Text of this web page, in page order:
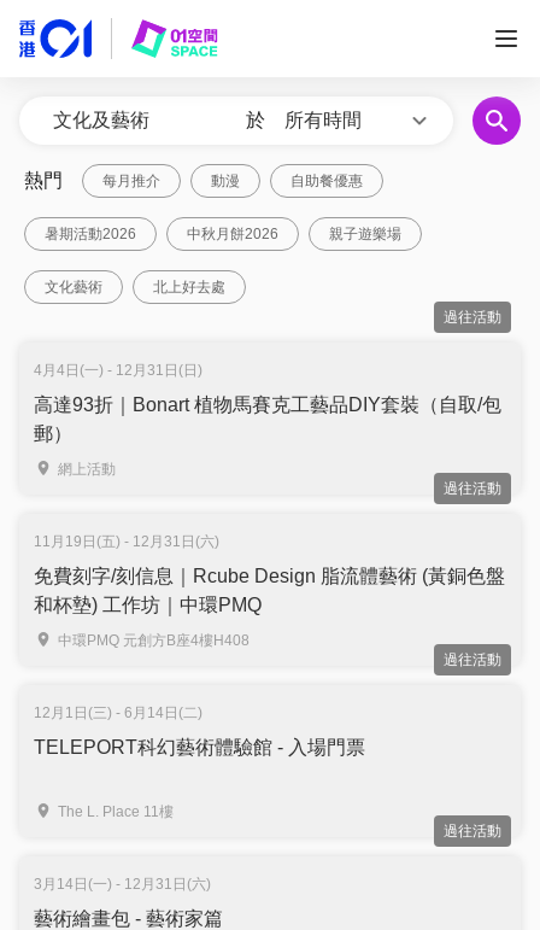
於 所有時間
熱門 每月推介 動漫 自助餐優惠
暑期活動2026 中秋月餅2026 親子遊樂場
文化藝術
北上好去處
過往活動
4月4日(一) - 12月31日(日)
高達93折｜Bonart 植物馬賽克工藝品DIY套裝（自取/包
郵）
網上活動
過往活動
11月19日(五) - 12月31日(六)
免費刻字/刻信息｜Rcube Design 脂流體藝術 (黃銅色盤
和杯墊) 工作坊｜中環PMQ
中環PMQ 元創方B座4樓H408
過往活動
12月1日(三) - 6月14日(二)
TELEPORT科幻藝術體驗館 - 入場門票
The L. Place 11樓
過往活動
3月14日(一) - 12月31日(六)
藝術繪畫包 - 藝術家篇